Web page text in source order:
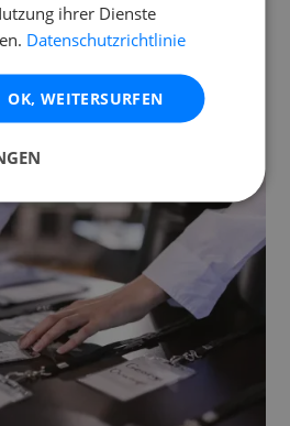
kleine Festivals & Raves
vor Ort, Zugang zur Zielgr
danach. Wer das im Angebot beziffer
Hier stehen die Suche nach passend
ihrer Dienste
Datenschutzrichtlinie
OK, WEITERSURFEN